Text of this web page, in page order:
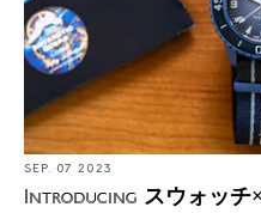
SEP. 07 2023
Introducing スウォッチ